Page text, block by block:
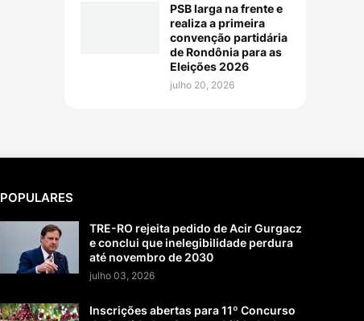
PSB larga na frente e
realiza a primeira
convenção partidária
de Rondônia para as
Eleições 2026
julho 20, 2026
POPULARES
TRE-RO rejeita pedido de Acir Gurgacz
e conclui que inelegibilidade perdura
até novembro de 2030
julho 03, 2026
Inscrições abertas para 11º Concurso